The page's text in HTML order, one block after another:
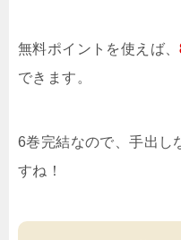
無料ポイントを使えば、
できます。
6巻完結なので、手出し
すね！